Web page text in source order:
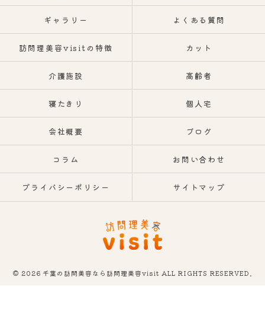
ギャラリー よくある質問
訪問理美容visitの特徴 カット
介護施設 高齢者
寝たきり 個人宅
会社概要 ブログ
コラム お問い合わせ
プライバシーポリシー サイトマップ
© 2026 千葉の訪問美容なら訪問理美容visit ALL RIGHTS RESERVED.